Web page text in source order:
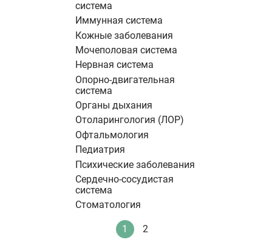
система
Иммунная система
Кожные заболевания
Мочеполовая система
Нервная система
Опорно-двигательная
система
Органы дыхания
Отоларингология (ЛОР)
Офтальмология
Педиатрия
Психические заболевания
Сердечно-сосудистая
система
Стоматология
Нумерация
страниц Текущая
1 Стандартное
2